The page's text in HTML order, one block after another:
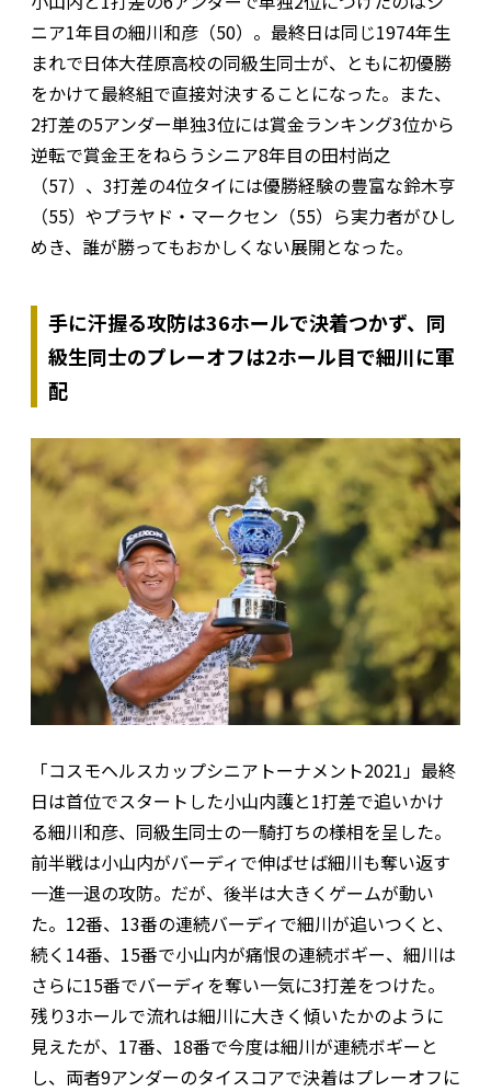
ニア1年目の細川和彦（50）。最終日は同じ1974年生
まれで日体大荏原高校の同級生同士が、ともに初優勝
をかけて最終組で直接対決することになった。また、
2打差の5アンダー単独3位には賞金ランキング3位から
逆転で賞金王をねらうシニア8年目の田村尚之
（57）、3打差の4位タイには優勝経験の豊富な鈴木亨
（55）やプラヤド・マークセン（55）ら実力者がひし
めき、誰が勝ってもおかしくない展開となった。
手に汗握る攻防は36ホールで決着つかず、同
級生同士のプレーオフは2ホール目で細川に軍
配
「コスモヘルスカップシニアトーナメント2021」最終
日は首位でスタートした小山内護と1打差で追いかけ
る細川和彦、同級生同士の一騎打ちの様相を呈した。
前半戦は小山内がバーディで伸ばせば細川も奪い返す
一進一退の攻防。だが、後半は大きくゲームが動い
た。12番、13番の連続バーディで細川が追いつくと、
続く14番、15番で小山内が痛恨の連続ボギー、細川は
さらに15番でバーディを奪い一気に3打差をつけた。
残り3ホールで流れは細川に大きく傾いたかのように
見えたが、17番、18番で今度は細川が連続ボギーと
し、両者9アンダーのタイスコアで決着はプレーオフに